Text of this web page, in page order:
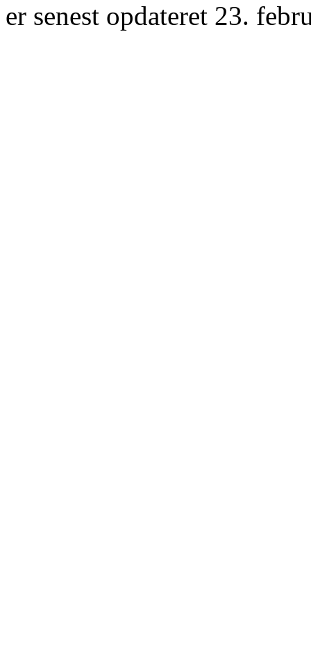
er senest opdateret 23.